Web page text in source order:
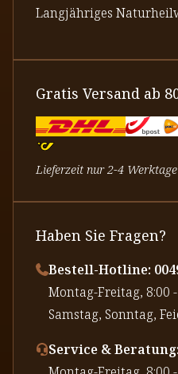
Langjähriges
Gratis Versand ab
Lieferzeit nur 2-4 Werktage
Haben Sie Fragen?
Bestell-Hotline:
⁠Montag-Freitag, 8:00
⁠Samstag, Sonntag,
Service & Beratung: